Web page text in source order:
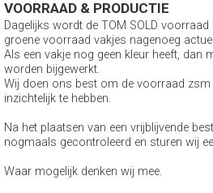
VOORRAAD & PRODUCTIE
Dagelijks wordt de TOM SOLD
groene voorraad vakjes nagenoeg
Als een vakje nog geen kleur heeft, dan
worden bijgewerkt.
Wij doen ons best om de voorraad
inzichtelijk te hebben.
Na het plaatsen van een vrijblijvende
nogmaals gecontroleerd en sturen wij
Waar mogelijk denken wij mee.